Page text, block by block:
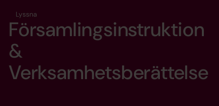
Lyssna
Församlingsinstruktion
&
Verksamhetsberättelse